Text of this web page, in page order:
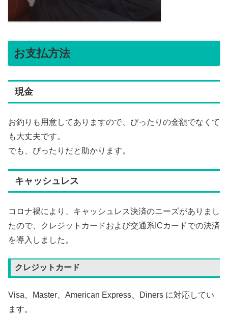
お支払方法
現金
お釣りも用意してありますので、ぴったりの金額でなくて
も大丈夫です。
でも、ぴったりだと助かります。
キャッシュレス
コロナ禍により、キャッシュレス決済のニーズがありまし
たので、クレジットカードおよび交通系ICカードでの決済
を導入しました。
クレジットカード
Visa、Master、American Express、Diners に対応してい
ます。